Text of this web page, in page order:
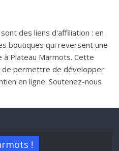
des liens d'affiliation : en
boutiques qui reversent une
Plateau Marmots. Cette
de permettre de développer
en ligne. Soutenez-nous
!